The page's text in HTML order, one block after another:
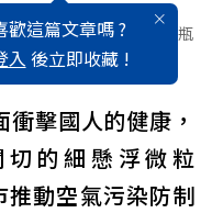
歡這篇文章嗎 ?
入 後立即收藏 !
場確認檢測公司氣體鋼瓶
擊國人的健康，
的細懸浮微粒
推動空氣污染防制